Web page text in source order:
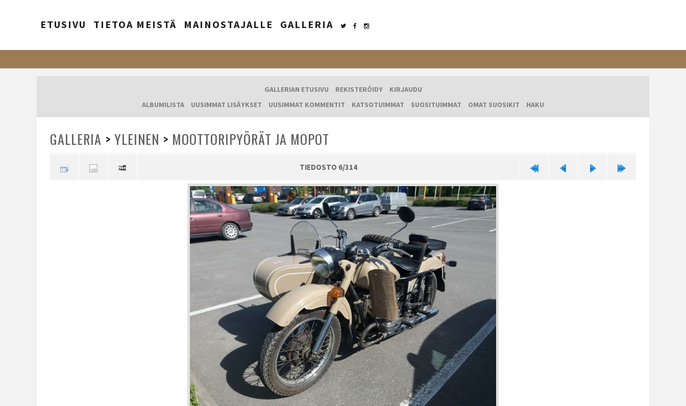
ETUSIVU TIETOA MEISTÄ MAINOSTAJALLE GALLERIA
GALLERIAN ETUSIVU REKISTERÖIDY
KIRJAUDU
ALBUMILISTA
UUSIMMAT LISÄYKSET UUSIMMAT KOMMENTIT KATSOTUIMMAT SUOSITUIMMAT OMAT SUOSIKIT HAKU
GALLERIA > YLEINEN > MOOTTORIPYÖRÄT JA MOPOT
TIEDOSTO 6/314